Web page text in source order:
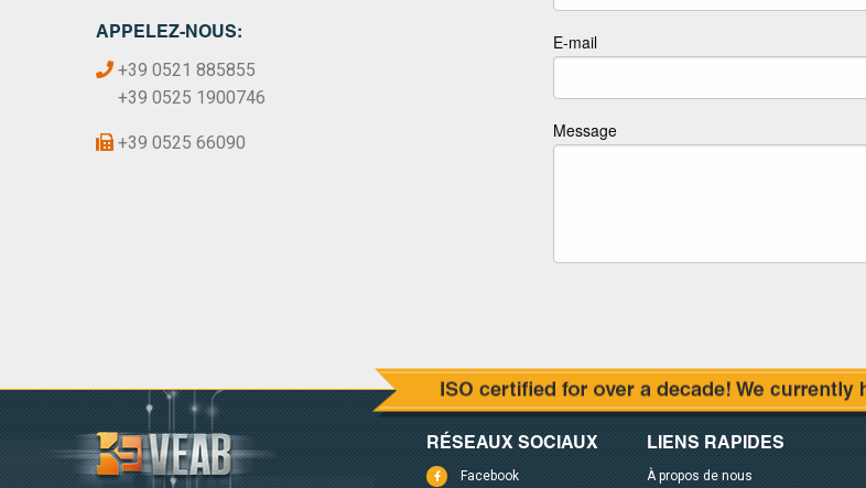
APPELEZ-NOUS:
+39 0521 885855
+39 0525 1900746
+39 0525 66090
E-mail
Message
RÉSEAUX SOCIAUX
Facebook
LIENS RAPIDES
À propos de nous